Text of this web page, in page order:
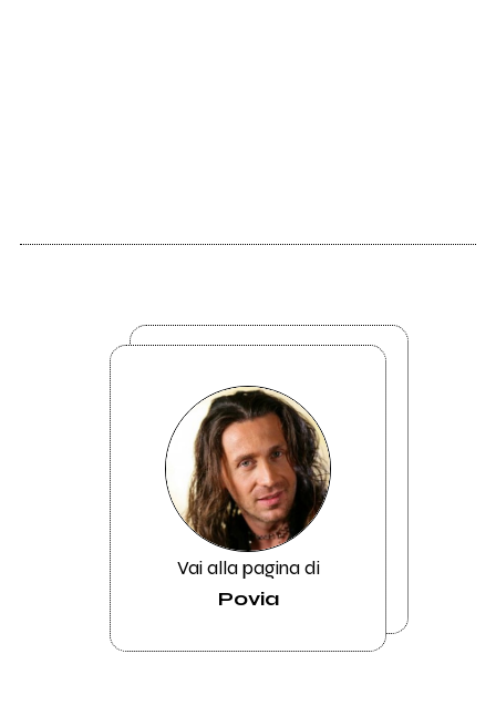
Vai alla pagina di
Povia